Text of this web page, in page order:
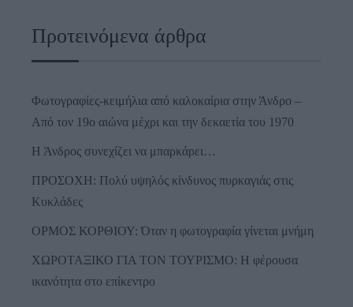
Προτεινόμενα άρθρα
Φωτογραφίες-κειμήλια από καλοκαίρια στην Άνδρο –
Από τον 19ο αιώνα μέχρι και την δεκαετία του 1970
Η Άνδρος συνεχίζει να μπαρκάρει…
ΠΡΟΣΟΧΗ: Πολύ υψηλός κίνδυνος πυρκαγιάς στις
Κυκλάδες
ΟΡΜΟΣ ΚΟΡΘΙΟΥ: Όταν η φωτογραφία γίνεται μνήμη
ΧΩΡΟΤΑΞΙΚΟ ΓΙΑ ΤΟΝ ΤΟΥΡΙΣΜΟ: Η φέρουσα
ικανότητα στο επίκεντρο